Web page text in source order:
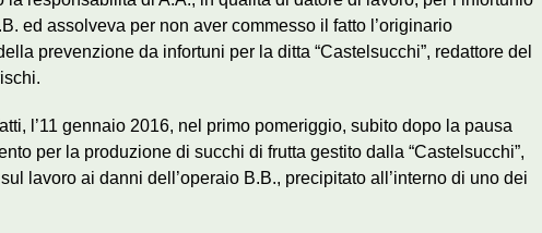
ed assolveva per non aver commesso il fatto l’originario
prevenzione da infortuni per la ditta “Castelsucchi”, redattore del
l’11 gennaio 2016, nel primo pomeriggio, subito dopo la pausa
per la produzione di succhi di frutta gestito dalla “Castelsucchi”,
lavoro ai danni dell’operaio B.B., precipitato all’interno di uno dei